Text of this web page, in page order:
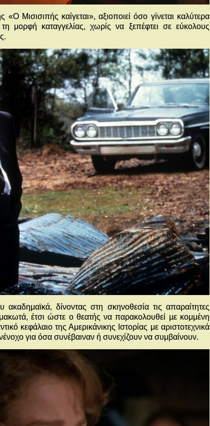
«Ο Μισισιπής καίγεται», αξιοποιεί όσο γίνεται καλύτερα
μορφή καταγγελίας, χωρίς να ξεπέφτει σε εύκολους
δίνοντας στη σκηνοθεσία τις απαραίτητες
έτσι ώστε ο θεατής να παρακολουθεί µε κομμένη
κεφάλαιο της Αμερικάνικης Ιστορίας με αριστοτεχνικά
για όσα συνέβαιναν ή συνεχίζουν να συμβαίνουν.